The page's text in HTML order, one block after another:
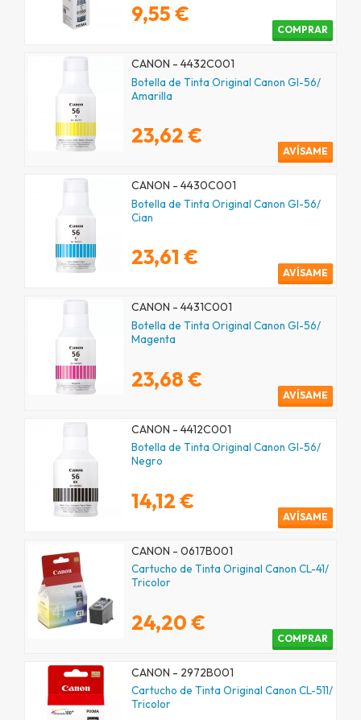
9,55 €
COMPRAR
CANON - 4432C001
Botella de Tinta Original Canon GI-56/
Amarilla
23,62 €
AVÍSAME
CANON - 4430C001
Botella de Tinta Original Canon GI-56/
Cian
23,61 €
AVÍSAME
CANON - 4431C001
Botella de Tinta Original Canon GI-56/
Magenta
23,68 €
AVÍSAME
CANON - 4412C001
Botella de Tinta Original Canon GI-56/
Negro
14,12 €
AVÍSAME
CANON - 0617B001
Cartucho de Tinta Original Canon CL-41/
Tricolor
24,20 €
COMPRAR
CANON - 2972B001
Cartucho de Tinta Original Canon CL-511/
Tricolor